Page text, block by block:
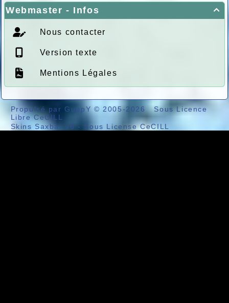

Webmaster - Infos
Nous contacter
Version texte
Mentions Légales
Propulsé par GuppY © 2005-2026 Sous Licence
Libre CeCILL
Skins Saxbar v6 - Sous License CeCILL